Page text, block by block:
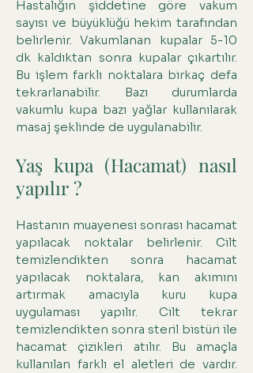
Hastalığın şiddetine göre vakum
sayısı ve büyüklüğü hekim tarafından
belirlenir. Vakumlanan kupalar 5-10
dk kaldıktan sonra kupalar çıkartılır.
Bu işlem farklı noktalara birkaç defa
tekrarlanabilir. Bazı durumlarda
vakumlu kupa bazı yağlar kullanılarak
masaj şeklinde de uygulanabilir.
Yaş kupa (Hacamat) nasıl
yapılır ?
Hastanın muayenesi sonrası hacamat
yapılacak noktalar belirlenir. Cilt
temizlendikten sonra hacamat
yapılacak noktalara, kan akımını
artırmak amacıyla kuru kupa
uygulaması yapılır. Cilt tekrar
temizlendikten sonra steril bistüri ile
hacamat çizikleri atılır. Bu amaçla
kullanılan farklı el aletleri de vardır.